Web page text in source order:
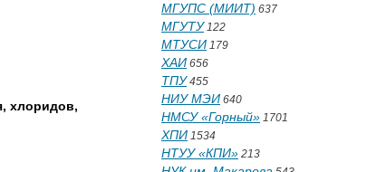
хлоридов,
МГУПС (МИИТ) 637
МГУТУ122
МТУСИ 179
ХАИ 656
ТПУ455
НИУ МЭИ 640
НМСУ «Горный» 1701
ХПИ 1534
НТУУ «КПИ» 213